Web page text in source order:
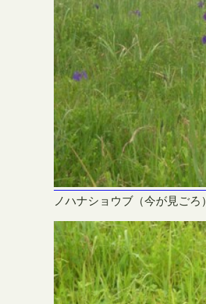
ノハナショウブ（今が見ごろ）